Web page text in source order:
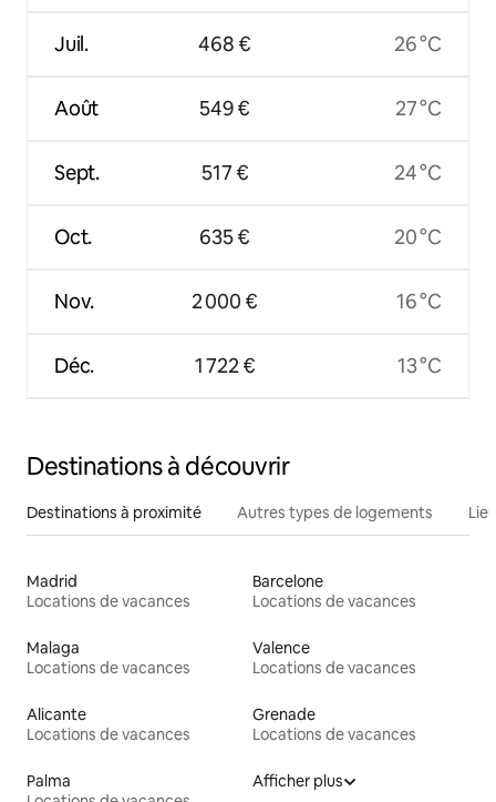
Juil.
Août
Sept.
Oct.
Nov.
Déc.
468 €
549 €
517 €
635 €
2 000 €
1 722 €
26 °C
27 °C
24 °C
20 °C
16 °C
13 °C
Destinations à découvrir
Destinations à proximité Autres types de logements
Madrid
Locations de vacances
Barcelone
Locations de vacances
Malaga
Locations de vacances
Valence
Locations de vacances
Alicante
Locations de vacances
Grenade
Locations de vacances
Palma
Afficher plus